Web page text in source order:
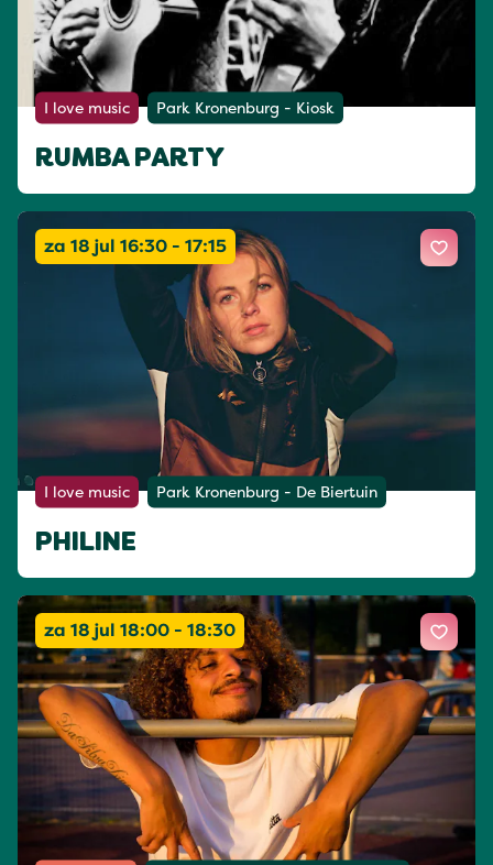
I love music Park Kronenburg - Kiosk
RUMBA PARTY
za 18 jul 16:30 - 17:15
I love music Park Kronenburg - De Biertuin
PHILINE
za 18 jul 18:00 - 18:30